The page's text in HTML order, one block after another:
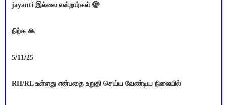
jayanti இல்லை என்றார்கள் 🫣
நிற்க 🙏
5/11/25
RH/RL உள்ளது என்பதை உறுதி செய்ய வேண்டிய நிலையில்